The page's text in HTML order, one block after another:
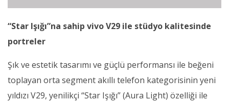
“Star Işığı”na sahip vivo V29 ile stüdyo kalitesinde
portreler
Şık ve estetik tasarımı ve güçlü performansı ile beğeni
toplayan orta segment akıllı telefon kategorisinin yeni
yıldızı V29, yenilikçi “Star Işığı” (Aura Light) özelliği ile